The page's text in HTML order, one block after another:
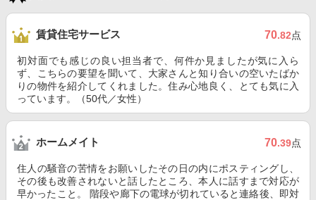
賃貸住宅サービス 70.82点
初対面でも感じの良い担当者で、何件か見ましたが気に入ら
ず、こちらの要望を聞いて、大家さんと知り合いの空いたばか
りの物件を紹介してくれました。住み心地良く、とても気に入
っています。（50代／女性）
ホームメイト 70.39点
住人の騒音の苦情をお願いしたその日の内にポスティングし、
その後も改善されないと話したところ、本人に話すまで対応が
早かったこと。 階段や廊下の電球が切れていると連絡後、即対